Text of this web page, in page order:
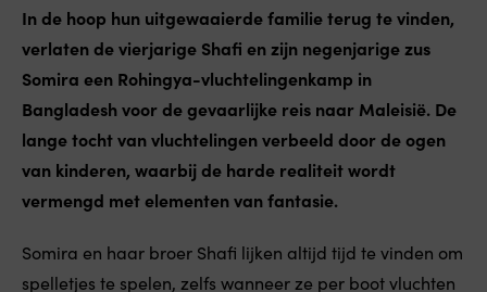
In de hoop hun uitgewaaierde familie terug te vinden,
verlaten de vierjarige Shafi en zijn negenjarige zus
Somira een Rohingya-vluchtelingenkamp in
Bangladesh voor de gevaarlijke reis naar Maleisië. De
lange tocht van vluchtelingen verbeeld door de ogen
van kinderen, waarbij de harde realiteit wordt
vermengd met elementen van fantasie.
Somira en haar broer Shafi lijken altijd tijd te vinden om
spelletjes te spelen, zelfs wanneer ze per boot vluchten